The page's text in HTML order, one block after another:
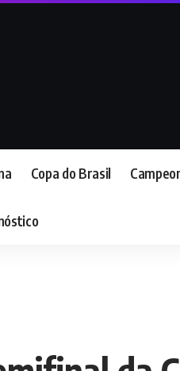
Copa do Brasil